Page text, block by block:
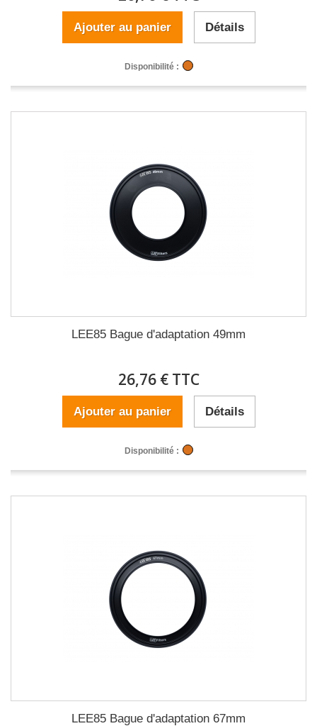
Ajouter au panier Détails
Disponibilité :
LEE85 Bague d'adaptation 49mm
26,76 € TTC
Ajouter au panier Détails
Disponibilité :
LEE85 Bague d'adaptation 67mm